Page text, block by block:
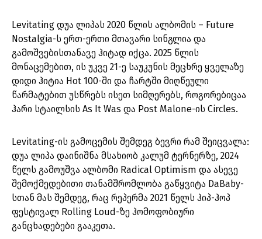
Levitating დუა ლიპას 2020 წლის ალბომის – Future
Nostalgia-ს ერთ-ერთი მთავარი სინგლია და
გამოშვებისთანავე ჰიტად იქცა. 2025 წლის
მონაცემებით, ის უკვე 21-ე საუკუნის მეცხრე ყველაზე
დიდი ჰიტია Hot 100-ში და ჩარტში მიღწეული
წარმატებით უსწრებს ისეთ სიმღერებს, როგორებიცაა
ჰარი სტაილსის As It Was და Post Malone-ის Circles.
Levitating-ის გამოცემის შემდეგ ბევრი რამ შეიცვალა:
დუა ლიპა დაინიშნა მსახიობ კალუმ ტერნერზე, 2024
წელს გამოუშვა ალბომი Radical Optimism და ასევე
შემოქმედებითი თანამშრომლობა გაწყვიტა DaBaby-
სთან მას შემდეგ, რაც რეპერმა 2021 წელს ჰიპ-ჰოპ
ფესტივალ Rolling Loud-ზე ჰომოფობიური
განცხადებები გააკეთა.